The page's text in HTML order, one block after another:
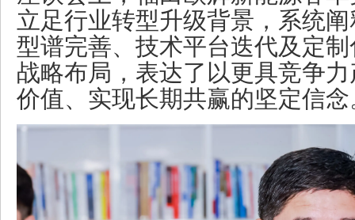
立足行业转型升级背景，系统
型谱完善、技术平台迭代及定
战略布局，表达了以更具竞争
价值、实现长期共赢的坚定信念